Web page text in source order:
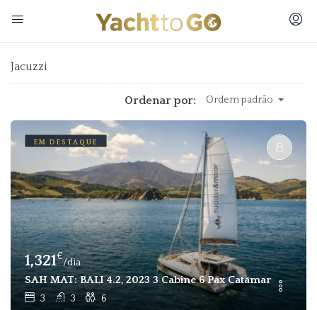
Jacuzzi
Ordenar por: Ordem padrão
EM DESTAQUE
1,321€
/dia
SAH MAT: BALI 4.2, 2023 3 Cabine 6 Pax Catamarã
3 3 6